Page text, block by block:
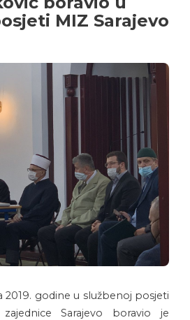
MIZ Sarajevo
2019. godine u službenoj posjeti
zajednice Sarajevo boravio je